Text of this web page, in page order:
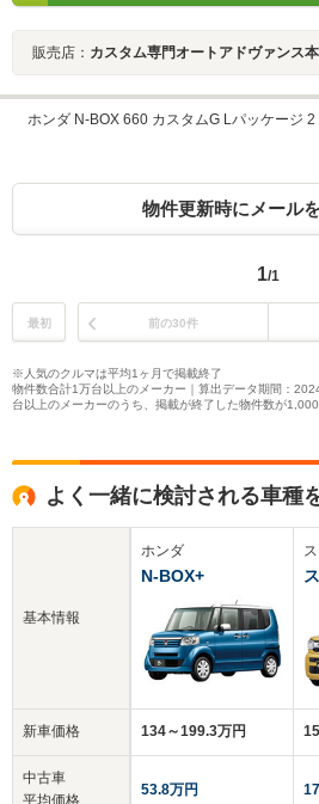
販売店： カスタム専門オートアドヴァンス本店：４
ホンダ N-BOX 660 カスタムG Lパッケージ
物件更新時にメール
1/1
最初 前の30件
※人気のクルマは平均1ヶ月で掲載終了
物件数合計1万台以上のメーカー｜算出データ期間：
台以上のメーカーのうち、掲載が終了した物件数が
よく一緒に検討される車種
基本情報
新車価格
中古車
ホンダ
N-BOX+
134～199.3万円
53.8万円